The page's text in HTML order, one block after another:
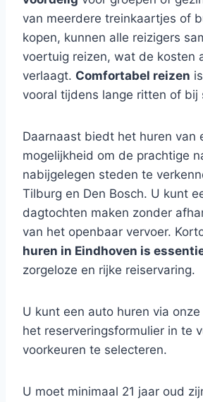
van meerdere treinkaartjes of
kopen, kunnen alle reizigers
voertuig reizen, wat de kosten
verlaagt. Comfortabel reizen
vooral tijdens lange ritten of bij
Daarnaast biedt het huren van
mogelijkheid om de prachtige
nabijgelegen steden te
Tilburg en Den Bosch. U kunt
dagtochten maken zonder
van het openbaar vervoer.
huren in Eindhoven is
zorgeloze en rijke reiservaring.
U kunt een auto huren via
het reserveringsformulier in te
voorkeuren te selecteren.
U moet minimaal 21 jaar oud